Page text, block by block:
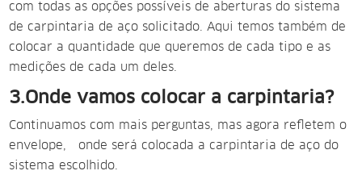
com todas as opções possíveis de aberturas do sistema
de carpintaria de aço solicitado. Aqui temos também de
colocar a quantidade que queremos de cada tipo e as
medições de cada um deles.
3.Onde vamos colocar a carpintaria?
Continuamos com mais perguntas, mas agora refletem o
envelope, onde será colocada a carpintaria de aço do
sistema escolhido.